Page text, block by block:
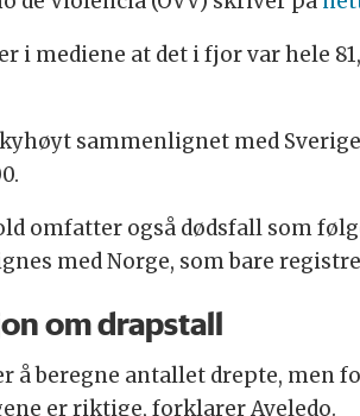
i mediene at det i fjor var hele
sammenlignet med
omfatter også dødsfall som
med Norge, som bare
om drapstall
å beregne antallet drepte, men
er riktige, forklarer Aveledo.